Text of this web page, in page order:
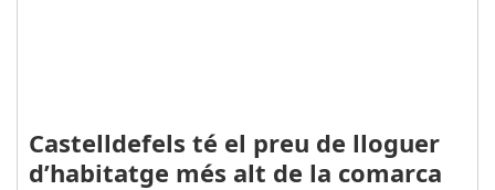
Castelldefels té el preu de lloguer
d’habitatge més alt de la comarca